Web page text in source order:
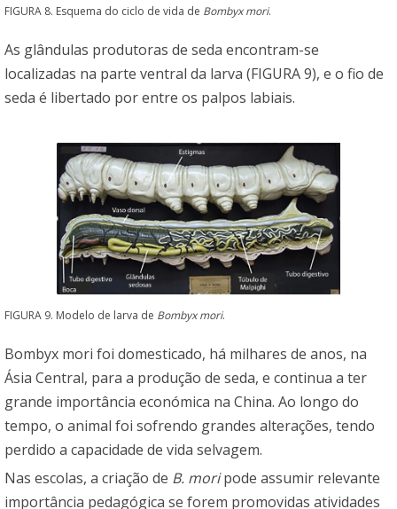
FIGURA 8. Esquema do ciclo de vida de Bombyx mori.
As glândulas produtoras de seda encontram-se
localizadas na parte ventral da larva (FIGURA 9), e o fio de
seda é libertado por entre os palpos labiais.
FIGURA 9. Modelo de larva de Bombyx mori.
Bombyx mori foi domesticado, há milhares de anos, na
Ásia Central, para a produção de seda, e continua a ter
grande importância económica na China. Ao longo do
tempo, o animal foi sofrendo grandes alterações, tendo
perdido a capacidade de vida selvagem.
Nas escolas, a criação de B. moripode assumir relevante
importância pedagógica se forem promovidas atividades